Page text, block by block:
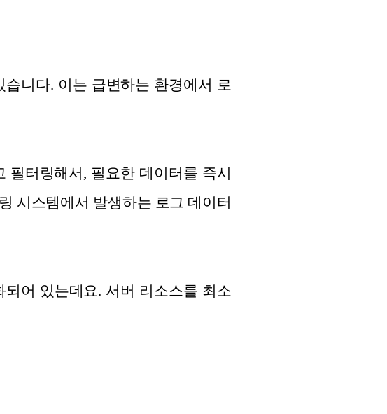
니다. 이는 급변하는 환경에서 로
필터링해서, 필요한 데이터를 즉시
시스템에서 발생하는 로그 데이터
어 있는데요. 서버 리소스를 최소